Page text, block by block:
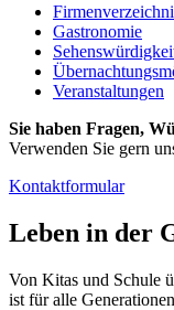
Gastronomie
Veranstaltungen
Sie haben Fragen,
Verwenden Sie gern
Kontaktformular
Leben in der
Von Kitas und Schule
ist für alle